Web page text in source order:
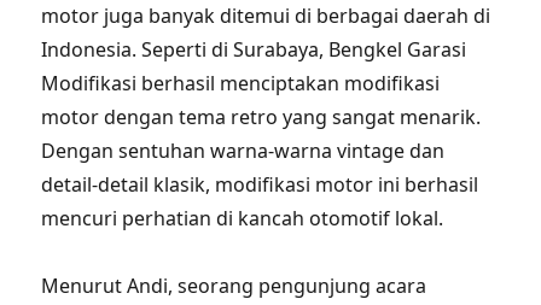
motor juga banyak ditemui di berbagai daerah di
Indonesia. Seperti di Surabaya, Bengkel Garasi
Modifikasi berhasil menciptakan modifikasi
motor dengan tema retro yang sangat menarik.
Dengan sentuhan warna-warna vintage dan
detail-detail klasik, modifikasi motor ini berhasil
mencuri perhatian di kancah otomotif lokal.
Menurut Andi, seorang pengunjung acara